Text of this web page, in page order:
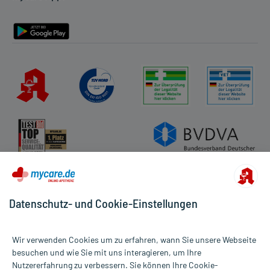
Alle Preise gelten inkl. MwSt., ggf. zzgl. Versandkosten
Datenschutz- und Cookie-Einstellungen
Wir verwenden Cookies um zu erfahren, wann Sie unsere Webseite
besuchen und wie Sie mit uns interagieren, um Ihre
Nutzererfahrung zu verbessern. Sie können Ihre Cookie-